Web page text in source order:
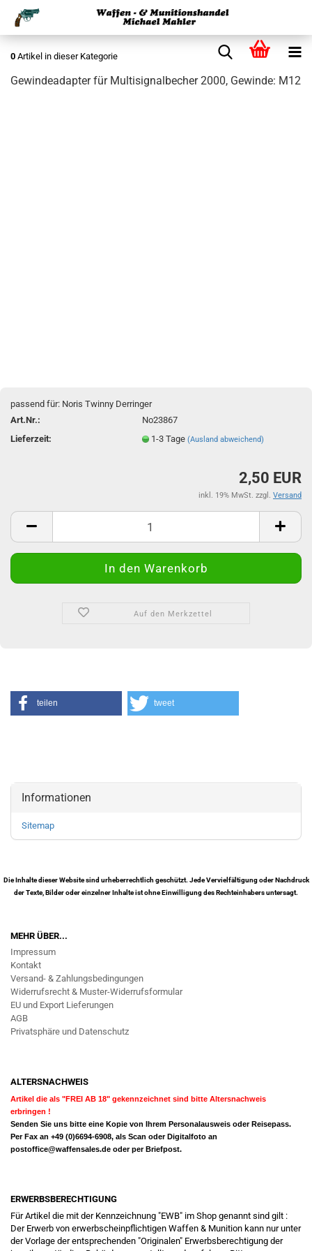
0 Artikel in dieser Kategorie
Gewindeadapter für Multisignalbecher 2000, Gewinde: M12
passend für: Noris Twinny Derringer
Art.Nr.:
No23867
Lieferzeit:
1-3 Tage(Ausland abweichend)
2,50 EUR
inkl. 19% MwSt. zzgl. Versand
Auf den Merkzettel
teilen tweet
Informationen
Sitemap
Die Inhalte dieser Website sind urheberrechtlich geschützt. Jede Vervielfältigung oder Nachdruck
der Texte, Bilder oder einzelner Inhalte ist ohne Einwilligung des Rechteinhabers untersagt.
MEHR ÜBER...
Impressum
Kontakt
Versand- & Zahlungsbedingungen
Widerrufsrecht & Muster-Widerrufsformular
EU und Export Lieferungen
AGB
Privatsphäre und Datenschutz
ALTERSNACHWEIS
Artikel die als "FREI AB 18" gekennzeichnet sind bitte Altersnachweis
erbringen !
Senden Sie uns bitte eine Kopie von Ihrem Personalausweis oder Reisepass.
Per Fax an +49 (0)6694-6908, als Scan oder Digitalfoto an
postoffice@waffensales.de oder per Briefpost.
ERWERBSBERECHTIGUNG
Für Artikel die mit der Kennzeichnung "EWB" im Shop genannt sind gilt :
Der Erwerb von erwerbscheinpflichtigen Waffen & Munition kann nur unter
der Vorlage der entsprechenden "Originalen" Erwerbsberechtigung der